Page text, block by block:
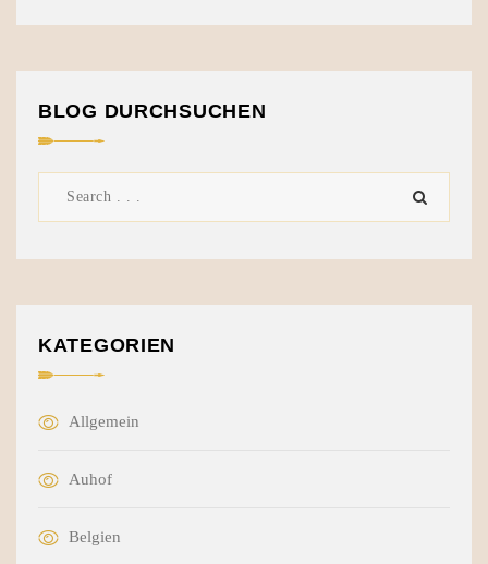
BLOG DURCHSUCHEN
KATEGORIEN
Allgemein
Auhof
Belgien